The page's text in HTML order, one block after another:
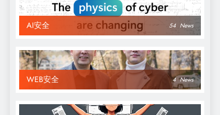
AI安全 54 News
WEB安全 4 News